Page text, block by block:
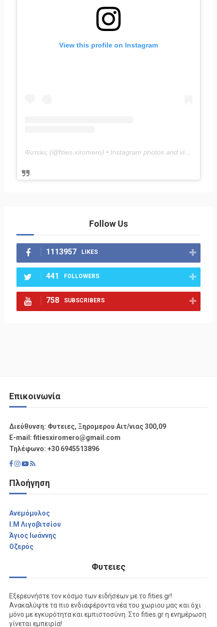
View this profile on Instagram
Φυτείες (@fities.xiromero) • Instagram photos and videos
Follow Us
1113957 LIKES
441 FOLLOWERS
758 SUBSCRIBERS
Επικοινωνία
Διεύθυνση: Φυτειες, Ξηρομερου Αιτ/νιας 300,09
Ε-mail: fitiesxiromero@gmail.com
Τηλέφωνο: +30 6945513896
Πλοήγηση
Aνεμόμυλος
I.M Λιγοβιτσίου
Άγιος Ιωάννης
Οζερός
Φυτειες
Εξερευνήστε τον κόσμο των ειδήσεων με το fities.gr!
Ανακαλύψτε τα πιο ενδιαφέροντα νέα του χωριου μας και όχι
μόνο με εγκυρότητα και εμπιστοσύνη. Στο fities.gr η ενημέρωση
γίνεται εμπειρία!